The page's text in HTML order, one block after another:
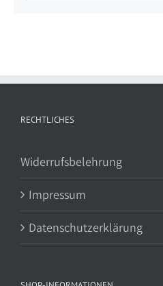
RECHTLICHES
Widerrufsbelehrung
Impressum
Datenschutzerklärung